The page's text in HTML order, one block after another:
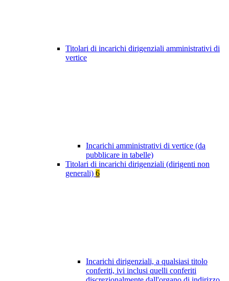
Titolari di incarichi dirigenziali amministrativi di
vertice
Incarichi amministrativi di vertice (da
pubblicare in tabelle)
Titolari di incarichi dirigenziali (dirigenti non
generali) 6
Incarichi dirigenziali, a qualsiasi titolo
conferiti, ivi inclusi quelli conferiti